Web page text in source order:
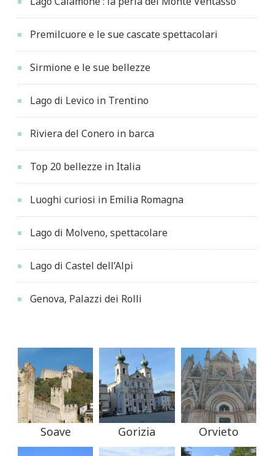
Premilcuore e le sue cascate spettacolari
Sirmione e le sue bellezze
Lago di Levico in Trentino
Riviera del Conero in barca
Top 20 bellezze in Italia
Luoghi curiosi in Emilia Romagna
Lago di Molveno, spettacolare
Lago di Castel dell’Alpi
Genova, Palazzi dei Rolli
Soave Gorizia Orvieto